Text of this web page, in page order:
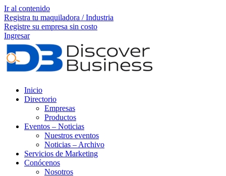
Ir al contenido
Registra tu maquiladora / Industria
Registre su empresa sin costo
Ingresar
Inicio
Directorio
Empresas
Productos
Eventos – Noticias
Nuestros eventos
Noticias – Archivo
Servicios de Marketing
Conócenos
Nosotros